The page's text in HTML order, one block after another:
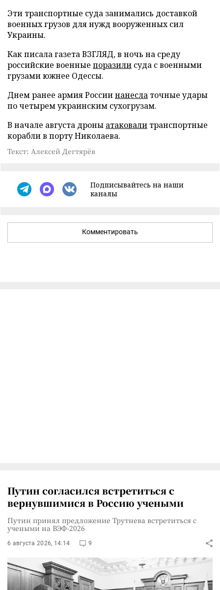
Эти транспортные суда занимались доставкой
военных грузов для нужд вооруженных сил
Украины.
Как писала газета ВЗГЛЯД, в ночь на среду
российские военные поразили суда с военными
грузами южнее Одессы.
Днем ранее армия Россиинанесла точные удары
по четырем украинским сухогрузам.
В начале августа дроны атаковали транспортные
корабли в порту Николаева.
Текст: Алексей Дегтярёв
Подписывайтесь на наши
каналы
Комментировать
Путин согласился встретиться с
вернувшимися в Россию учеными
Путин принял предложение Трутнева встретиться с
учеными на ВЭФ-2026
6 августа 2026, 14:14 9